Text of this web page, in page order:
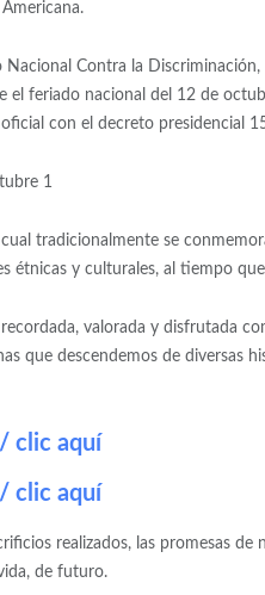
Contra la
el feriado nacional del 12 de
con el decreto presidencial
tradicionalmente se
étnicas y culturales, al tiempo
valorada y disfrutada
que descendemos de diversas
clic aquí
clic aquí
realizados, las promesas
de futuro.